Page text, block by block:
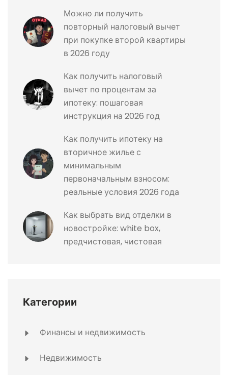
Можно ли получить
повторный налоговый вычет
при покупке второй квартиры
в 2026 году
Как получить налоговый
вычет по процентам за
ипотеку: пошаговая
инструкция на 2026 год
Как получить ипотеку на
вторичное жилье с
минимальным
первоначальным взносом:
реальные условия 2026 года
Как выбрать вид отделки в
новостройке: white box,
предчистовая, чистовая
Категории
Финансы и недвижимость
Недвижимость